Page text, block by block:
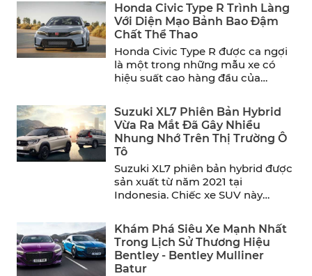
Honda Civic Type R Trình Làng
Với Diện Mạo Bảnh Bao Đậm
Chất Thể Thao
Honda Civic Type R được ca ngợi
là một trong những mẫu xe có
hiệu suất cao hàng đầu của
Suzuki XL7 Phiên Bản Hybrid
Vừa Ra Mắt Đã Gây Nhiều
Nhung Nhớ Trên Thị Trường Ô
Tô
Suzuki XL7 phiên bản hybrid được
sản xuất từ năm 2021 tại
Indonesia. Chiếc xe SUV này
Khám Phá Siêu Xe Mạnh Nhất
Trong Lịch Sử Thương Hiệu
Bentley - Bentley Mulliner
Batur